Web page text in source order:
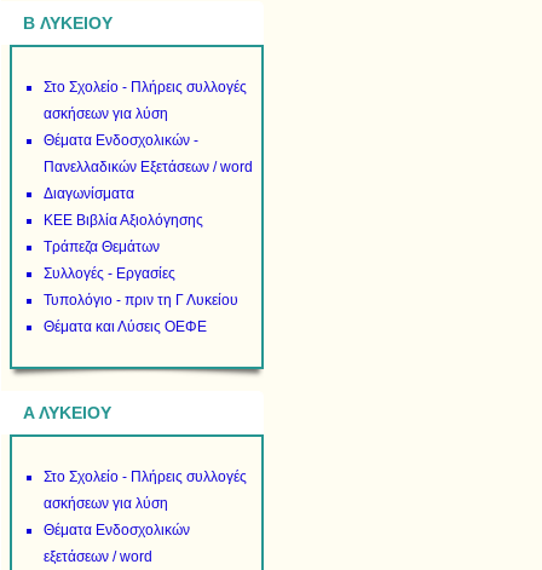
B ΛΥΚΕΙΟΥ
Στο Σχολείο - Πλήρεις συλλογές
ασκήσεων για λύση
Θέματα Ενδοσχολικών -
Πανελλαδικών Εξετάσεων / word
Διαγωνίσματα
ΚΕΕ Βιβλία Αξιολόγησης
Τράπεζα Θεμάτων
Συλλογές - Εργασίες
Τυπολόγιο - πριν τη Γ Λυκείου
Θέματα και Λύσεις ΟΕΦΕ
Α ΛΥΚΕΙΟΥ
Στο Σχολείο - Πλήρεις συλλογές
ασκήσεων για λύση
Θέματα Ενδοσχολικών
εξετάσεων / word